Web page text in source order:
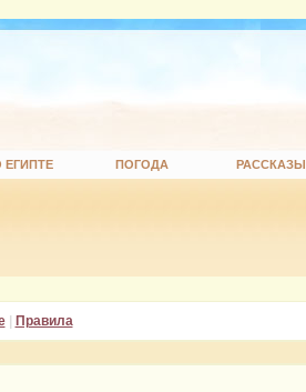
ЕГИПТЕ ПОГОДА РАССКАЗЫ
| Правила